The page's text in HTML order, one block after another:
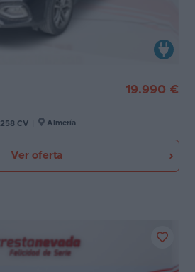
19.990 €
258 CV Almería
Ver oferta